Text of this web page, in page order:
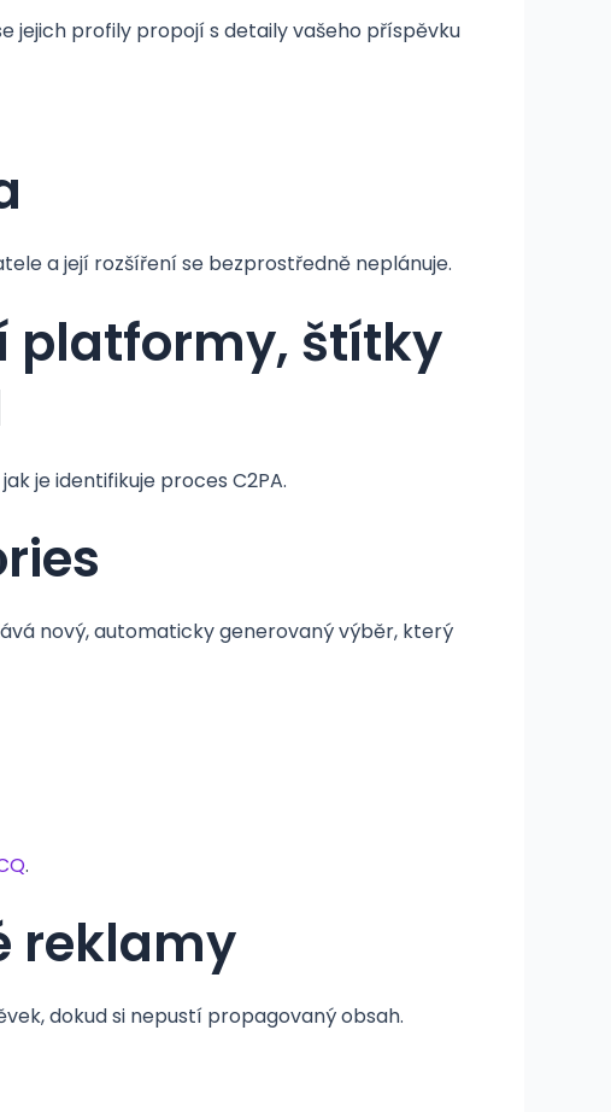
jejich profily propojí s detaily vašeho příspěvku
a její rozšíření se bezprostředně neplánuje.
platformy, štítky
je identifikuje proces C2PA.
nový, automaticky generovaný výběr, který
.
reklamy
dokud si nepustí propagovaný obsah.